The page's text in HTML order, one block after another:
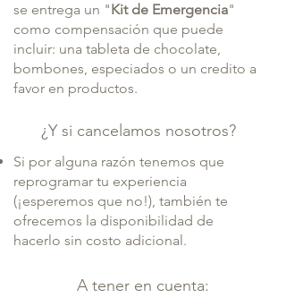
se entrega un "Kit de Emergencia"
como compensación que puede
incluir: una tableta de chocolate,
bombones, especiados o un credito a
favor en productos.
¿Y si cancelamos nosotros?
Si por alguna razón tenemos que
reprogramar tu experiencia
(¡esperemos que no!), también te
ofrecemos la disponibilidad de
hacerlo sin costo adicional.
A tener en cuenta:​